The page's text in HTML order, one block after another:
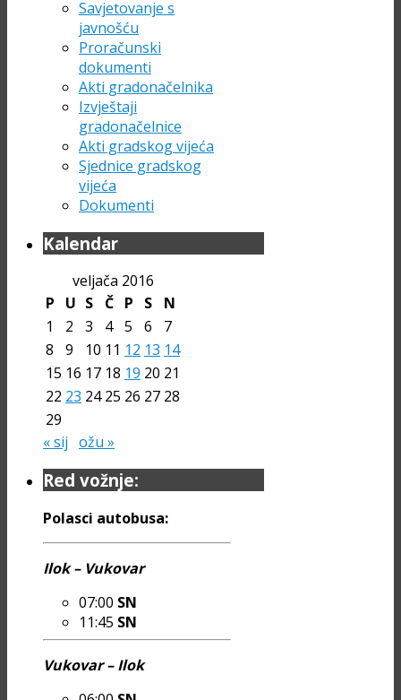
Savjetovanje s
javnošću
Proračunski
dokumenti
Akti gradonačelnika
Izvještaji
gradonačelnice
Akti gradskog vijeća
Sjednice gradskog
vijeća
Dokumenti
Kalendar
veljača 2016
P
U S Č P S
N
1
2 3 4 5 6
7
8
9 10 11 12 13 14
15 16 17 18 19 20 21
22 23 24 25 26 27 28
29
« sij ožu »
Red vožnje:
Polasci autobusa:
Ilok – Vukovar
07:00 SN
11:45 SN
Vukovar – Ilok